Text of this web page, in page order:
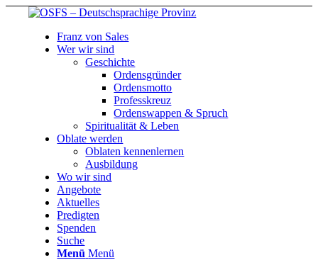
Franz von Sales
Wer wir sind
Geschichte
Ordensgründer
Ordensmotto
Professkreuz
Ordenswappen & Spruch
Spiritualität & Leben
Oblate werden
Oblaten kennenlernen
Ausbildung
Wo wir sind
Angebote
Aktuelles
Predigten
Spenden
Suche
Menü Menü